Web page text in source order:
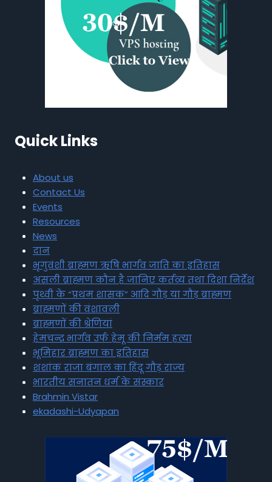
Quick Links
About us
Contact Us
Events
Resources
News
दान
भृगुवंशी ब्राह्मण ऋषि भार्गव जाति का इतिहास
असली ब्राह्मण कौन है जानिए कर्तव्य तथा दिशा निर्देश
पृथ्वी के “प्रथम शासक” आदि गौड़ या गौड़ ब्राह्मण
ब्राह्मणों की वंशावली
ब्राह्मणों की श्रेणियां
हेमचन्द्र भार्गव उर्फ हेमू की निर्मम हत्या
भूमिहार ब्राह्मण का इतिहास
शशांक राजा बंगाल का हिंदू गौड़ राज्य
भारतीय सनातन धर्म के संस्कार
Brahmin Vistar
ekadashi-Udyapan